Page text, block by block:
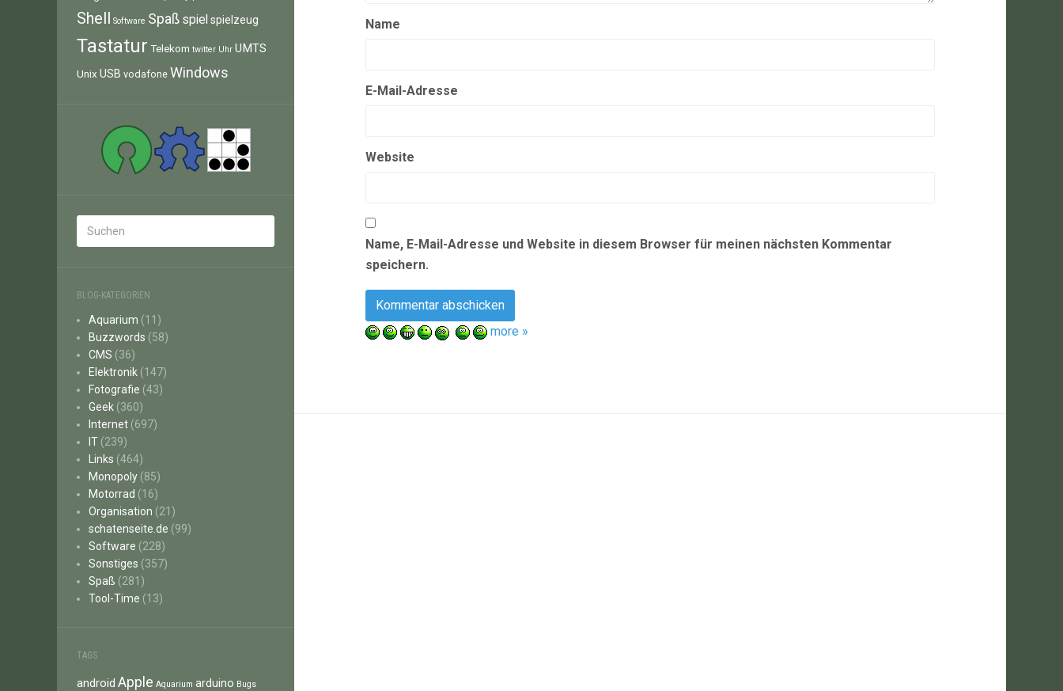
Shell Software Spaß spiel spielzeug
Tastatur Telekom twitter Uhr UMTS
Unix USB vodafone Windows
BLOG-KATEGORIEN
Aquarium (11)
Buzzwords (58)
CMS (36)
Elektronik (147)
Fotografie (43)
Geek (360)
Internet (697)
IT (239)
Links (464)
Monopoly (85)
Motorrad (16)
Organisation (21)
schatenseite.de (99)
Software (228)
Sonstiges (357)
Spaß (281)
Tool-Time (13)
TAGS
android Apple Aquarium arduino Bugs
Name
E-Mail-Adresse
Website
Name, E-Mail-Adresse und Website in diesem Browser für meinen nächsten Kommentar
speichern.
more »